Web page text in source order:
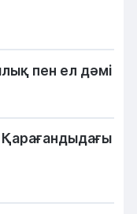
пен ел дәмі
Қарағандыдағы